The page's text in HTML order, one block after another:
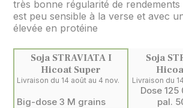
très bonne régularité de
est peu sensible à la verse et avec
élevée en protéine
Soja STRAVIATA I
Hicoat Super
Livraison du 14 août au 4 nov.
Big-dose 3 M grains
Soja
Dose
pal.